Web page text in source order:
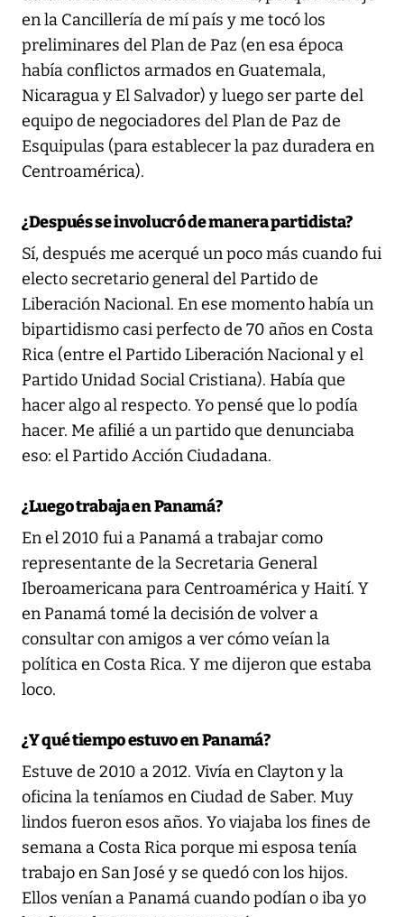
en la Cancillería de mí país y me tocó los
preliminares del Plan de Paz (en esa época
había conflictos armados en Guatemala,
Nicaragua y El Salvador) y luego ser parte del
equipo de negociadores del Plan de Paz de
Esquipulas (para establecer la paz duradera en
Centroamérica).
¿Después se involucró de manera partidista?
Sí, después me acerqué un poco más cuando fui
electo secretario general del Partido de
Liberación Nacional. En ese momento había un
bipartidismo casi perfecto de 70 años en Costa
Rica (entre el Partido Liberación Nacional y el
Partido Unidad Social Cristiana). Había que
hacer algo al respecto. Yo pensé que lo podía
hacer. Me afilié a un partido que denunciaba
eso: el Partido Acción Ciudadana.
¿Luego trabaja en Panamá?
En el 2010 fui a Panamá a trabajar como
representante de la Secretaria General
Iberoamericana para Centroamérica y Haití. Y
en Panamá tomé la decisión de volver a
consultar con amigos a ver cómo veían la
política en Costa Rica. Y me dijeron que estaba
loco.
¿Y qué tiempo estuvo en Panamá?
Estuve de 2010 a 2012. Vivía en Clayton y la
oficina la teníamos en Ciudad de Saber. Muy
lindos fueron esos años. Yo viajaba los fines de
semana a Costa Rica porque mi esposa tenía
trabajo en San José y se quedó con los hijos.
Ellos venían a Panamá cuando podían o iba yo